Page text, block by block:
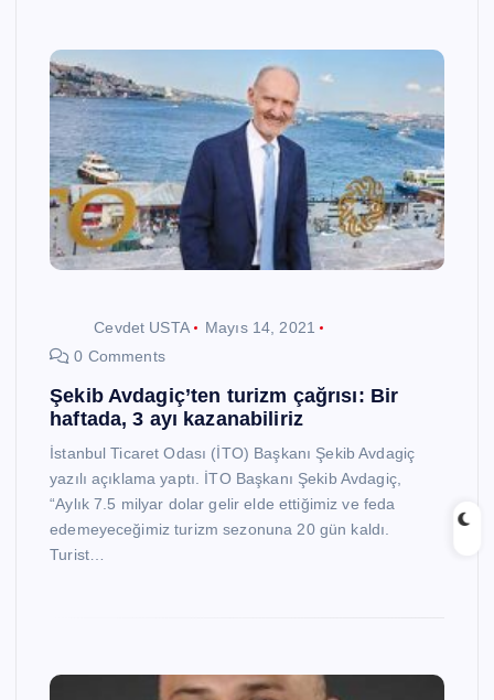
Cevdet USTA
Mayıs 14, 2021
0 Comments
Şekib Avdagiç’ten turizm çağrısı: Bir
haftada, 3 ayı kazanabiliriz
İstanbul Ticaret Odası (İTO) Başkanı Şekib Avdagiç
yazılı açıklama yaptı. İTO Başkanı Şekib Avdagiç,
“Aylık 7.5 milyar dolar gelir elde ettiğimiz ve feda
edemeyeceğimiz turizm sezonuna 20 gün kaldı.
Turist…